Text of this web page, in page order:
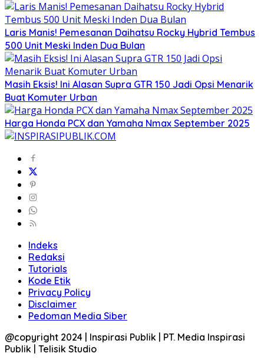
Laris Manis! Pemesanan Daihatsu Rocky Hybrid Tembus
500 Unit Meski Inden Dua Bulan
Masih Eksis! Ini Alasan Supra GTR 150 Jadi Opsi Menarik
Buat Komuter Urban
Harga Honda PCX dan Yamaha Nmax September 2025
Indeks
Redaksi
Tutorials
Kode Etik
Privacy Policy
Disclaimer
Pedoman Media Siber
@copyright 2024 | Inspirasi Publik | PT. Media Inspirasi
Publik | Telisik Studio